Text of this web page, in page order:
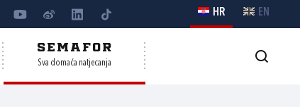
HR EN
SEMAFOR
Sva domaća natjecanja